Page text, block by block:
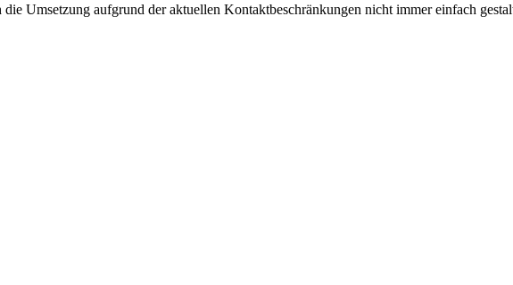
Umsetzung aufgrund der aktuellen Kontaktbeschränkungen nicht immer einfach